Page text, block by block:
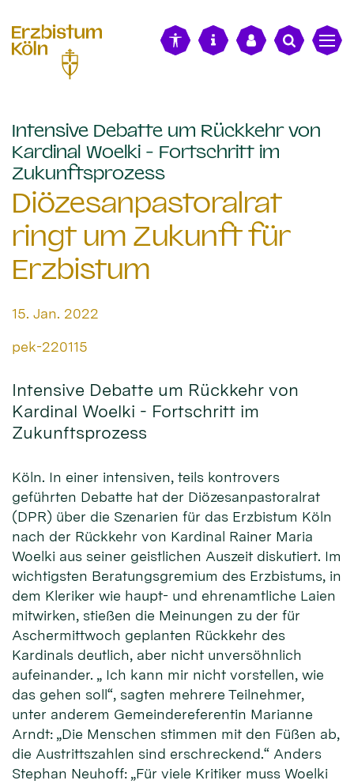
Intensive Debatte um Rückkehr von
Kardinal Woelki - Fortschritt im
Zukunftsprozess:
Diözesanpastoralrat
ringt um Zukunft für
Erzbistum
Datum:
15. Jan. 2022
Von:
pek-220115
Intensive Debatte um Rückkehr von
Kardinal Woelki - Fortschritt im
Zukunftsprozess
Köln. In einer intensiven, teils kontrovers
geführten Debatte hat der Diözesanpastoralrat
(DPR) über die Szenarien für das Erzbistum Köln
nach der Rückkehr von Kardinal Rainer Maria
Woelki aus seiner geistlichen Auszeit diskutiert. Im
wichtigsten Beratungsgremium des Erzbistums, in
dem Kleriker wie haupt- und ehrenamtliche Laien
mitwirken, stießen die Meinungen zu der für
Aschermittwoch geplanten Rückkehr des
Kardinals deutlich, aber nicht unversöhnlich
aufeinander. „ Ich kann mir nicht vorstellen, wie
das gehen soll“, sagten mehrere Teilnehmer,
unter anderem Gemeindereferentin Marianne
Arndt: „Die Menschen stimmen mit den Füßen ab,
die Austrittszahlen sind erschreckend.“ Anders
Stephan Neuhoff: „Für viele Kritiker muss Woelki